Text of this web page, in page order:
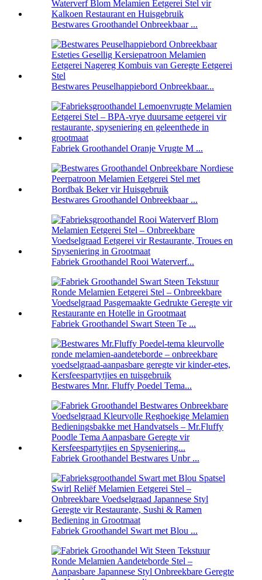
Bestwares Groothandel Onbreekbaar ...
Bestwares Peuselhappiebord Onbreekbaar...
Fabriek Groothandel Oranje Vrugte M ...
Bestwares Groothandel Onbreekbaar ...
Fabriek Groothandel Rooi Waterverf...
Fabriek Groothandel Swart Steen Te ...
Bestwares Mnr. Fluffy Poedel Tema...
Fabriek Groothandel Bestwares Unbr ...
Fabriek Groothandel Swart met Blou ...